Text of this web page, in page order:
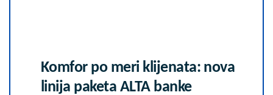
Komfor po meri klijenata: nova
linija paketa ALTA banke